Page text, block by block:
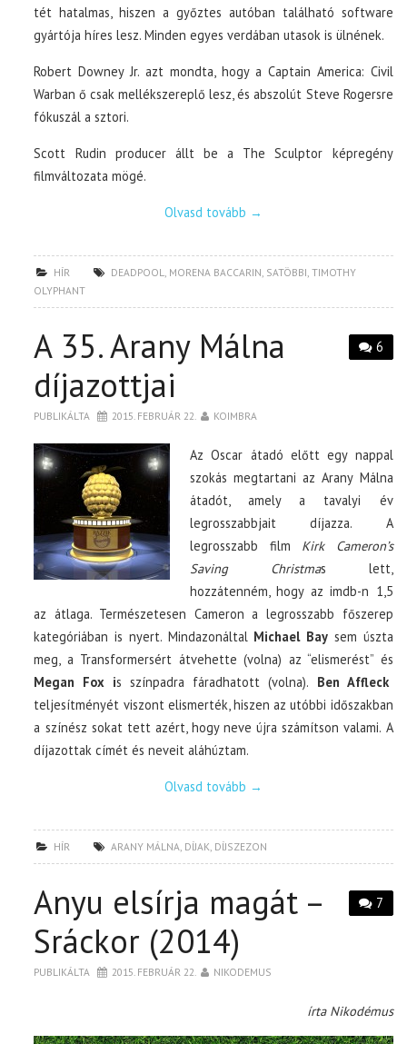
tét hatalmas, hiszen a győztes autóban található software
gyártója híres lesz. Minden egyes verdában utasok is ülnének.
Robert Downey Jr. azt mondta, hogy a Captain America: Civil
Warban ő csak mellékszereplő lesz, és abszolút Steve Rogersre
fókuszál a sztori.
Scott Rudin producer állt be a The Sculptor képregény
filmváltozata mögé.
Olvasd tovább →
HÍR DEADPOOL, MORENA BACCARIN, SATÖBBI,TIMOTHY
OLYPHANT
6
A 35. Arany Málna
díjazottjai
PUBLIKÁLTA 2015. FEBRUÁR 22. KOIMBRA
Az Oscar átadó előtt egy nappal
szokás megtartani az Arany Málna
átadót, amely a tavalyi év
legrosszabbjait díjazza. A
legrosszabb film Kirk Cameron’s
Saving Christmas lett,
hozzátenném, hogy az imdb-n 1,5
az átlaga. Természetesen Cameron a legrosszabb főszerep
kategóriában is nyert. Mindazonáltal Michael Bay sem úszta
meg, a Transformersért átvehette (volna) az “elismerést” és
Megan Fox is színpadra fáradhatott (volna). Ben Affleck
teljesítményét viszont elismerték, hiszen az utóbbi időszakban
a színész sokat tett azért, hogy neve újra számítson valami. A
díjazottak címét és neveit aláhúztam.
Olvasd tovább →
HÍR ARANY MÁLNA, DÍJAK, DÍJSZEZON
7
Anyu elsírja magát –
Sráckor (2014)
PUBLIKÁLTA 2015. FEBRUÁR 22. NIKODEMUS
írta Nikodémus